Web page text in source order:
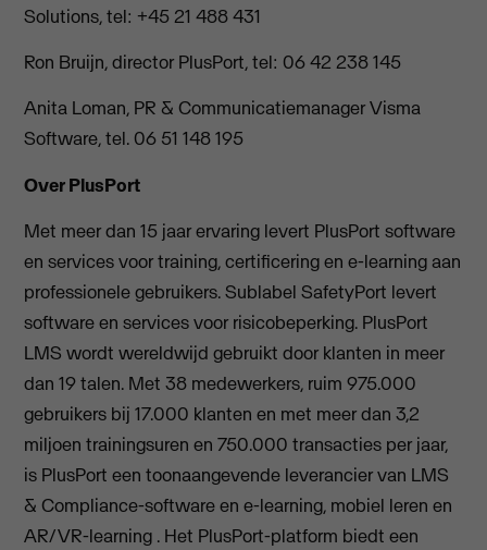
Solutions, tel: +45 21 488 431
Ron Bruijn, director PlusPort, tel: 06 42 238 145
Anita Loman, PR & Communicatiemanager Visma
Software, tel. 06 51 148 195
Over PlusPort
Met meer dan 15 jaar ervaring levert PlusPort software
en services voor training, certificering en e-learning aan
professionele gebruikers. Sublabel SafetyPort levert
software en services voor risicobeperking. PlusPort
LMS wordt wereldwijd gebruikt door klanten in meer
dan 19 talen. Met 38 medewerkers, ruim 975.000
gebruikers bij 17.000 klanten en met meer dan 3,2
miljoen trainingsuren en 750.000 transacties per jaar,
is PlusPort een toonaangevende leverancier van LMS
& Compliance-software en e-learning, mobiel leren en
AR/VR-learning . Het PlusPort-platform biedt een